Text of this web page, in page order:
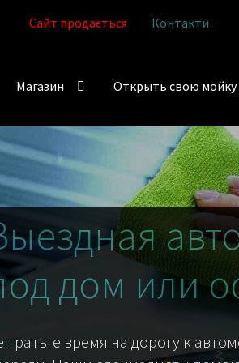
Сайт продається Контакти
Магазин Открыть свою мойку
дом или
тратьте время на дорогу к